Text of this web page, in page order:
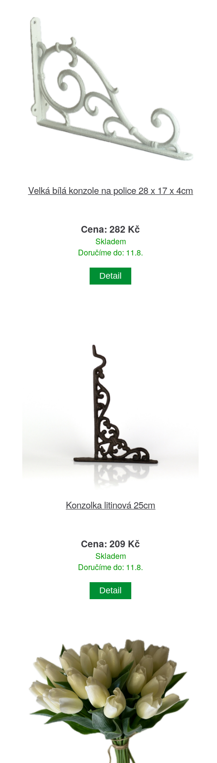
Velká bílá konzole na police 28 x 17 x 4cm
Cena: 282 Kč
Skladem
Doručíme do: 11.8.
Detail
Konzolka litinová 25cm
Cena: 209 Kč
Skladem
Doručíme do: 11.8.
Detail